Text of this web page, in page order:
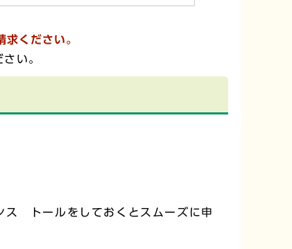
ください。
い。
ス トールをしておくとスムーズに申